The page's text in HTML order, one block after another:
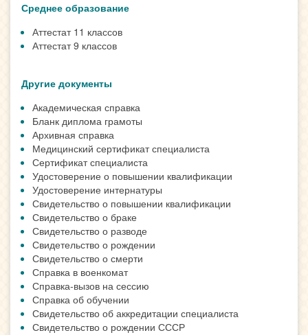
Среднее образование
Аттестат 11 классов
Аттестат 9 классов
Другие документы
Академическая справка
Бланк диплома грамоты
Архивная справка
Медицинский сертификат специалиста
Сертификат специалиста
Удостоверение о повышении квалификации
Удостоверение интернатуры
Свидетельство о повышении квалификации
Свидетельство о браке
Свидетельство о разводе
Свидетельство о рождении
Свидетельство о смерти
Справка в военкомат
Справка-вызов на сессию
Справка об обучении
Свидетельство об аккредитации специалиста
Свидетельство о рождении СССР